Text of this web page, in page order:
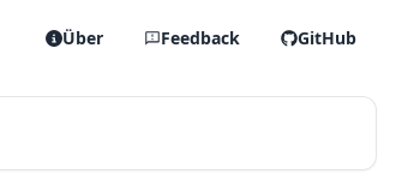
Über Feedback GitHub